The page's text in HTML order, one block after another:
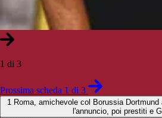
1 di 3
Prossima scheda 1 di 3
1 Roma, amichevole col Borussia
l'annuncio, poi prestiti e